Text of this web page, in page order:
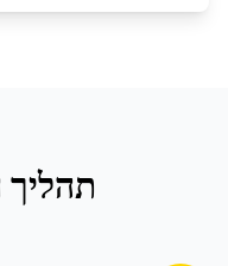
תהליך